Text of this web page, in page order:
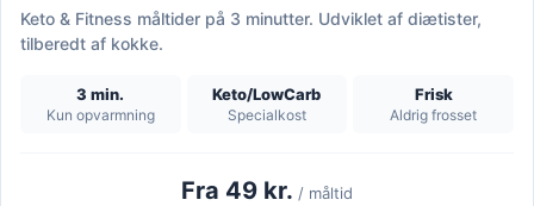
Keto & Fitness måltider på 3 minutter. Udviklet af diætister,
tilberedt af kokke.
3 min.
Kun opvarmning
Keto/LowCarb
Specialkost
Frisk
Aldrig frosset
Fra 49 kr. / måltid